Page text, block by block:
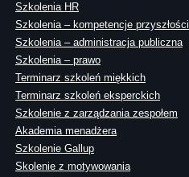
Szkolenia HR
Szkolenia – kompetencje przyszłości
Szkolenia – administracja publiczna
Szkolenia – prawo
Terminarz szkoleń miękkich
Terminarz szkoleń eksperckich
Szkolenie z zarządzania zespołem
Akademia menadżera
Szkolenie Gallup
Skolenie z motywowania